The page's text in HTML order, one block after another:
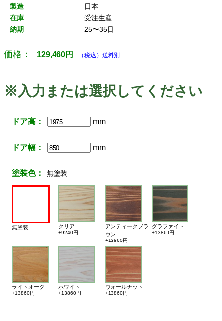
製造
日本
在庫
受注生産
納期
25〜35日
価格： 129,460円 （税込）送料別
※入力または選択してください
ドア高： mm
ドア幅： mm
塗装色： 無塗装
無塗装 クリア
+9240円
アンティークブラ
ウン
+13860円
グラファイト
+13860円
ライトオーク
+13860円
ホワイト
+13860円
ウォールナット
+13860円